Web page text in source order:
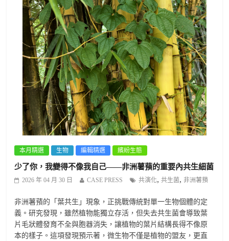
本月精選 生物 編輯精選 繽紛生態
少了你，我變得不像我自己——非洲薯蕷的重要內共生細菌
2026 年 04 月 30 日 CASE PRESS 共演化,共生菌,非洲薯蕷
非洲薯蕷的「葉共生」現象，正挑戰傳統對單一生物個體的定
義。研究發現，雖然植物能獨立存活，但失去共生菌會導致葉
片毛狀體發育不全與胞器消失，讓植物的葉片結構長得不像原
本的樣子。這項發現預示著，微生物不僅是植物的盟友，更直